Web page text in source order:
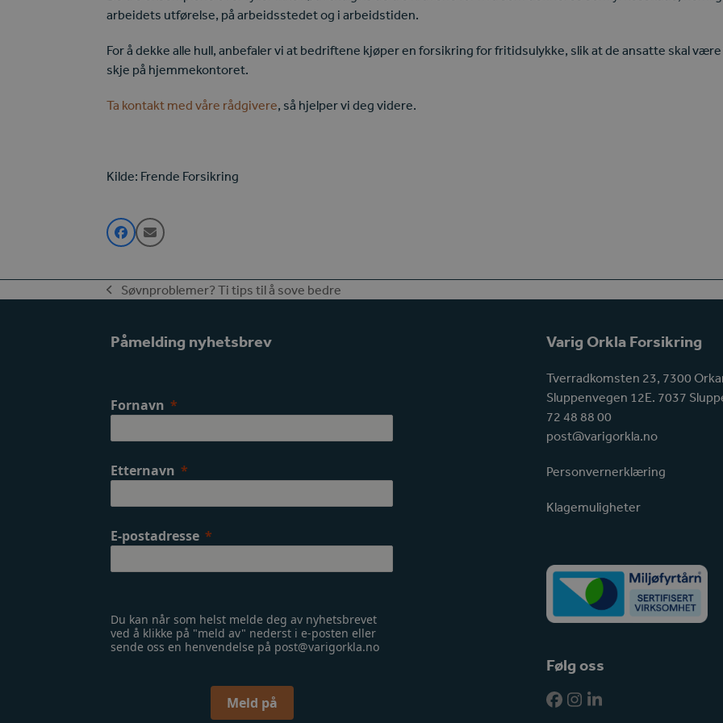
arbeidets utførelse, på arbeidsstedet og i arbeidstiden.
For å dekke alle hull, anbefaler vi at bedriftene kjøper en forsikring for fritidsulykke, slik at de ansatte skal
skje på hjemmekontoret.
Ta kontakt med våre rådgivere, så hjelper vi deg videre.
Kilde: Frende Forsikring
previous
Søvnproblemer? Ti tips til å sove bedre
Påmelding nyhetsbrev
Fornavn
Etternavn
E-postadresse
Du kan når som helst melde deg av nyhetsbrevet
ved å klikke på "meld av" nederst i e-posten eller
sende oss en henvendelse på post@varigorkla.no
Meld på
Varig Orkla Forsikring
Tverradkomsten 23, 7300
Sluppenvegen 12E. 7037
72 48 88 00
post@varigorkla.no
Personvernerklæring
Klagemuligheter
Følg oss
Facebook
Instagram
LinkedIn